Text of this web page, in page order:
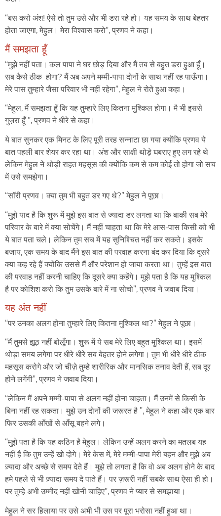
“बस करो अंश! ऐसे तो तुम उसे और भी डरा रहे हो। यह समय के साथ बेहतर
होता जाएगा, मेहुल। मेरा विश्वास करो”, प्रणव ने कहा।
मैं समझता हूँ
“मुझे नहीं पता। कल पापा ने घर छोड़ दिया और मैं तब से बहुत डरा हुआ हूँ।
सब कैसे ठीक होगा? मैं अब अपने मम्मी-पापा दोनों के साथ नहीं रह पाऊँगा।
मेरे पास तुम्हारे जैसा परिवार भी नहीं रहेगा”, मेहुल ने रोते हुआ कहा।
“मेहुल, मैं समझता हूँ कि यह तुम्हारे लिए कितना मुश्किल होगा। मै भी इससे
गुज़रा हूँ ”, प्रणव ने धीरे से कहा।
ये बात सुनकर एक मिनट के लिए पूरी तरह सन्नाटा छा गया क्योंकि प्रणव ये
बात पहली बार शेयर कर रहा था। अंश और साक्षी थोड़े घबराए हुए लग रहे थे
लेकिन मेहुल ने थोड़ी राहत महसूस की क्योंकि कम से कम कोई तो होगा जो सच
में उसे समझेगा।
“सॉरी प्रणव। क्या तुम भी बहुत डर गए थे?” मेहुल ने पूछा।
“मुझे याद है कि शुरू में मुझे इस बात से ज्यादा डर लगता था कि बाकी सब मेरे
परिवार के बारे में क्या सोचेंगे। मैं नहीं चाहता था कि मेरे आस-पास किसी को भी
ये बात पता चले। लेकिन तुम सच में यह सुनिश्चित नहीं कर सकते। इसके
बजाय, एक समय के बाद मैंने इस बात की परवाह करना बंद कर दिया कि दूसरे
क्या कह रहे हैं क्योंकि उससे मैं और परेशान हो जाया करता था। तुम्हें इस बात
की परवाह नहीं करनी चाहिए कि दूसरे क्या कहेंगे। मुझे पता है कि यह मुश्किल
है पर कोशिश करो कि तुम उसके बारे में ना सोचो”, प्रणव ने जवाब दिया।
यह अंत नहीं
“पर उनका अलग होना तुम्हारे लिए कितना मुश्किल था?” मेहुल ने पूछा।
“मैं तुमसे झूठ नहीं बोलूँगा। शुरू में ये सब मेरे लिए बहुत मुश्किल था। इसमें
थोड़ा समय लगेगा पर धीरे धीरे सब बेहतर होने लगेगा। तुम भी धीरे धीरे ठीक
महसूस करोगे और जो चीज़े तुम्हे शारीरिक और मानसिक तनाव देती हैं, सब दूर
होने लगेंगी”, प्रणव ने जवाब दिया।
“लेकिन मैं अपने मम्मी-पापा से अलग नहीं होना चाहता। मैं उनमें से किसी के
बिना नहीं रह सकता। मुझे उन दोनों की जरूरत है ”, मेहुल ने कहा और एक बार
फिर उसकी आँखों से आँसू बहने लगे।
“मुझे पता है कि यह कठिन है मेहुल। लेकिन उन्हें अलग करने का मतलब यह
नहीं है कि तुम उन्हें खो दोगे। मेरे केस में, मेरे मम्मी-पापा मेरी बहन और मुझे अब
ज़्यादा और अच्छे से समय देते हैं। मुझे तो लगता है कि वो अब अलग होने के बाद
हमे पहले से भी ज़्यादा समय दे पाते हैं। पर ज़रूरी नहीं सबके साथ ऐसा ही हो।
पर तुम्हे अभी उम्मीद नहीं खोनी चाहिए”, प्रणव ने प्यार से समझाया।
मेहुल ने सर हिलाया पर उसे अभी भी उस पर पूरा भरोसा नहीं हुआ था।